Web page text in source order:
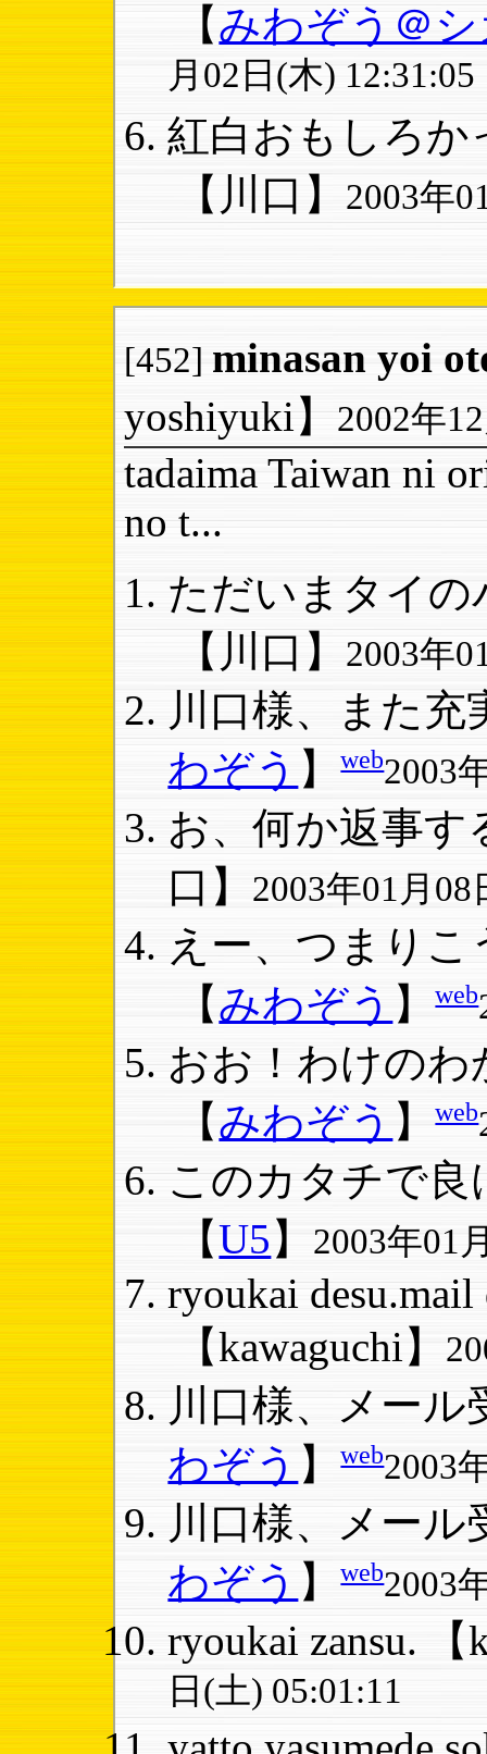
【みわぞう＠
月02日(木) 12:31:05
紅白おもしろか
【川口】
2003年
[452] minasan yoi
yoshiyuki】
2002年
tadaima Taiwan ni
no t...
ただいまタイ
【川口】
2003年
川口様、また充
わぞう 】web2003
お、何か返事す
口】
2003年01月08
えー、つまり
【みわぞう 】web
おお！わけの
【みわぞう 】web
このカタチで
【U5 】 2003年01
ryoukai desu.mail
【kawaguchi】
川口様、メール
わぞう 】web2003
川口様、メール
わぞう 】web2003
ryoukai zansu.
日(土) 05:01:11